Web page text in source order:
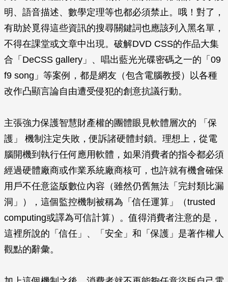
明、語音描述、數學定理等也都必須禁止。哦！對了，
有助於覓得這些資訊的搜尋關鍵詞也應該列入黑名單，
不得在課堂或文章中出現。破解DVD CSS的作品大集
合「DeCSS gallery」、唱出藍光光碟密碼之一的「09
f9 song」等案例，都是網友（包含電腦教授）以各種
改作凸顯言論自由遭受侵犯的創意抗議行動。
主張強力保護智慧財產權的團體眼見軟體層次的 「保
護」 機制注定失敗，便訴諸硬體封鎖。理想上，從電
腦開機到執行任何應用軟體，如果消費者的指令都必須
經過硬體廠商或作業系統廠商核可，也許就有機會確保
用戶不任意盜版數位內容（雖然仍舊無法「完封類比漏
洞」），這個監控機制被稱為「信任運算」（trusted
computing或譯為可信計算）。值得消費者注意的是，
這裡所說的「信任」、「安全」和「保護」是著作權人
觀點的辭彙。